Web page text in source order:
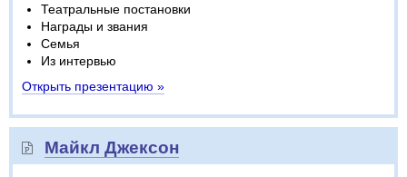
Театральные постановки
Награды и звания
Семья
Из интервью
Открыть презентацию »
Майкл Джексон